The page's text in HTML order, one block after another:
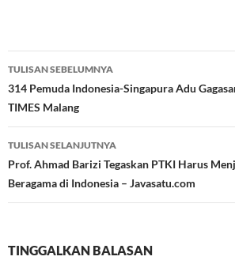
Navigasi
Tulisan
TULISAN SEBELUMNYA
314 Pemuda Indonesia-Singapura Adu
TIMES Malang
TULISAN SELANJUTNYA
Prof. Ahmad Barizi Tegaskan PTKI Harus
Beragama di Indonesia – Javasatu.com
TINGGALKAN BALASAN